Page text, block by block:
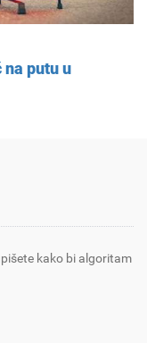
putu u
kako bi algoritam